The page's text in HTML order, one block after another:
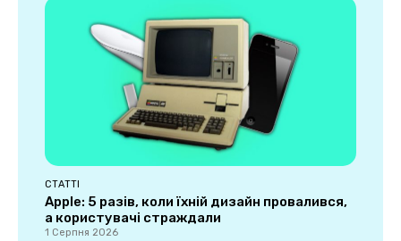
СТАТТІ
Apple: 5 разів, коли їхній дизайн провалився,
а користувачі страждали
1 Серпня 2026